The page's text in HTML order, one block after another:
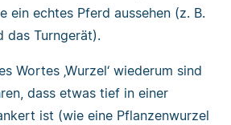
ein echtes Pferd aussehen (z. B.
das Turngerät).
Wortes ‚Wurzel‘ wiederum sind
dass etwas tief in einer
ist (wie eine Pflanzenwurzel